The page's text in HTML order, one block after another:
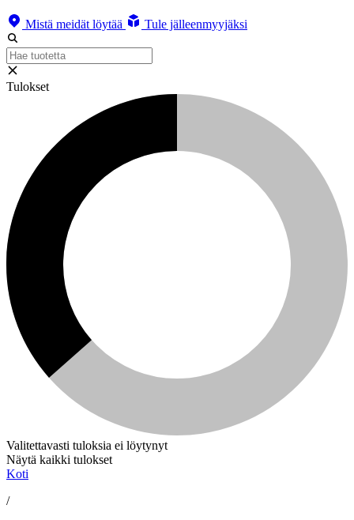
Mistä meidät löytää Tule jälleenmyyjäksi
Tulokset
Valitettavasti tuloksia ei löytynyt
Näytä kaikki tulokset
Koti
/